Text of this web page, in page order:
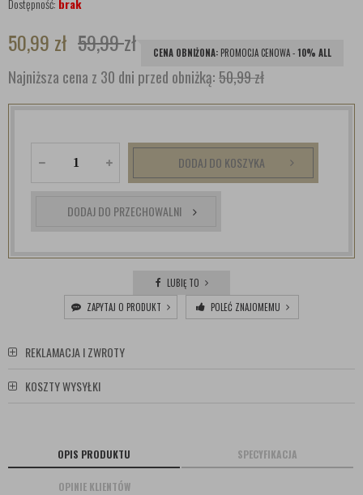
Dostępność: brak
50,99 zł 59,99zł CENA OBNIŻONA: PROMOCJA CENOWA -10% ALL
Najniższa cena z 30 dni przed obniżką:50,99 zł
DODAJ DO KOSZYKA
DODAJ DO PRZECHOWALNI
LUBIĘ TO
ZAPYTAJ O PRODUKT
POLEĆ ZNAJOMEMU
REKLAMACJA I ZWROTY
KOSZTY WYSYŁKI
OPIS PRODUKTU SPECYFIKACJA
OPINIE KLIENTÓW